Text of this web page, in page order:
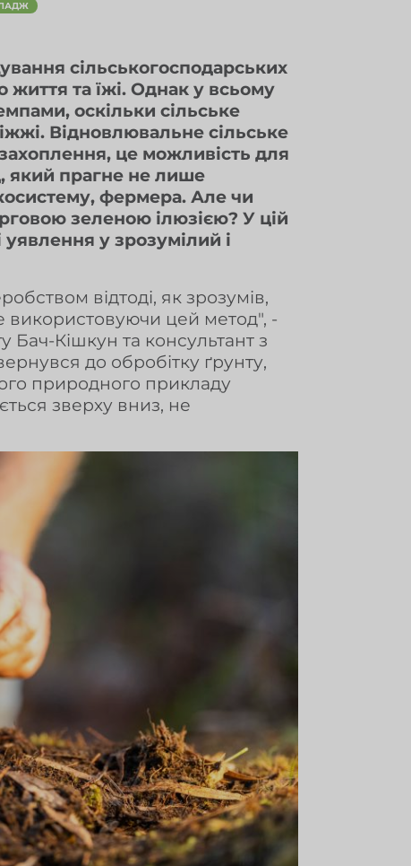
сільськогосподарських
та їжі. Однак у всьому
оскільки сільське
Відновлювальне сільське
це можливість для
який прагне не лише
фермера. Але чи
зеленою ілюзією? У цій
у зрозумілий і
відтоді, як зрозумів,
цей метод", -
Бач-Кішкун та консультант з
до обробітку ґрунту,
природного прикладу
зверху вниз, не